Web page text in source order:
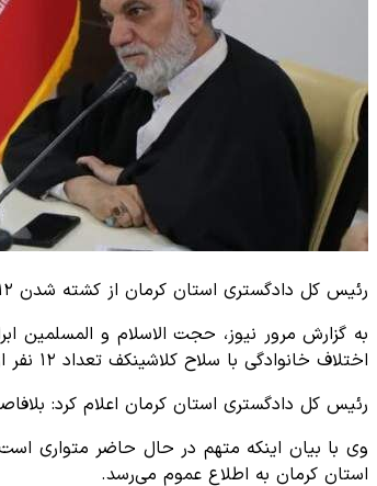
رئیس کل دادگستری استان کرمان از کشته شدن ۱۲ نفر از اعضای یک خانواده در شهرستان فاریاب کرمان در اثر اختلافات خانوادگی خبر داد.
اختلاف خانوادگی با سلاح کلاشینکف تعداد ۱۲ نفر از اعضا خانواده خود شامل (پدر، برادر، زن برادر و …) را به
رئیس کل دادگستری استان کرمان اعلام کرد:
وی با بیان اینکه متهم در حال حاضر متواری
استان کرمان به اطلاع عموم می‌رسد.